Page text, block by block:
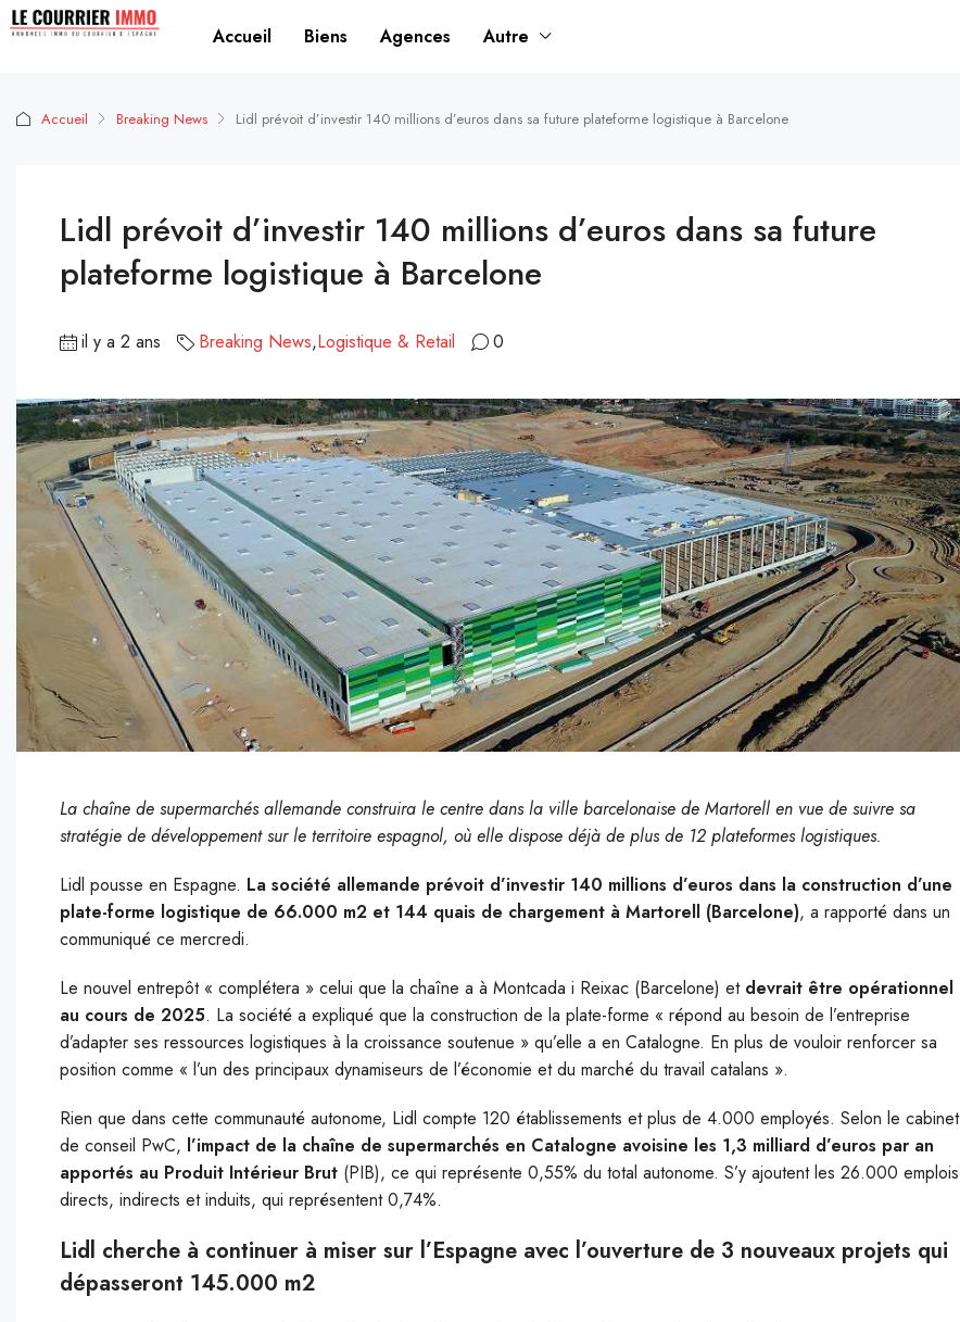
Accueil Biens Agences Autre
Accueil Breaking News Lidl prévoit d’investir 140 millions d’euros dans sa future plateforme logistique à Barcelone
Lidl prévoit d’investir 140 millions d’euros dans sa future
plateforme logistique à Barcelone
il y a 2 ans Breaking News,Logistique & Retail 0
La chaîne de supermarchés allemande construira le centre dans la ville barcelonaise de Martorell en vue de suivre sa
stratégie de développement sur le territoire espagnol, où elle dispose déjà de plus de 12 plateformes logistiques.
Lidl pousse en Espagne. La société allemande prévoit d’investir 140 millions d’euros dans la construction d’une
plate-forme logistique de 66.000 m2 et 144 quais de chargement à Martorell (Barcelone), a rapporté dans un
communiqué ce mercredi.
Le nouvel entrepôt « complétera » celui que la chaîne a à Montcada i Reixac (Barcelone) et devrait être opérationnel
au cours de 2025. La société a expliqué que la construction de la plate-forme « répond au besoin de l’entreprise
d’adapter ses ressources logistiques à la croissance soutenue » qu’elle a en Catalogne. En plus de vouloir renforcer sa
position comme « l’un des principaux dynamiseurs de l’économie et du marché du travail catalans ».
Rien que dans cette communauté autonome, Lidl compte 120 établissements et plus de 4.000 employés. Selon le cabinet
de conseil PwC, l’impact de la chaîne de supermarchés en Catalogne avoisine les 1,3 milliard d’euros par an
apportés au Produit Intérieur Brut (PIB), ce qui représente 0,55% du total autonome. S’y ajoutent les 26.000 emplois
directs, indirects et induits, qui représentent 0,74%.
Lidl cherche à continuer à miser sur l’Espagne avec l’ouverture de 3 nouveaux projets qui
dépasseront 145.000 m2